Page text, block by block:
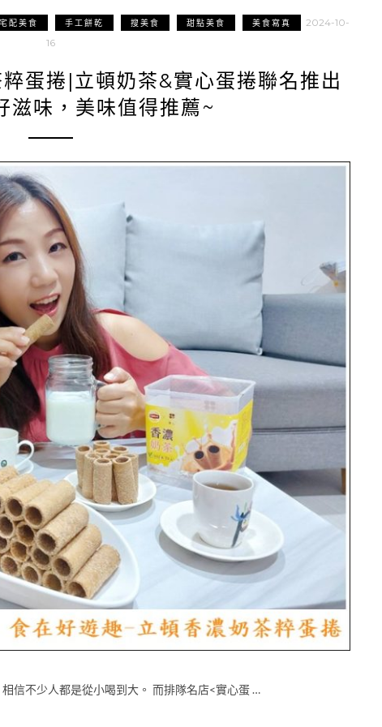
宅配美食 手工餅乾 搜美食 甜點美食 美食寫真
2024-10-
16
蛋捲|立頓奶茶&實心蛋捲聯名推出
滋味，美味值得推薦~
信不少人都是從小喝到大。 而排隊名店<實心蛋 …